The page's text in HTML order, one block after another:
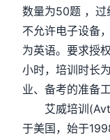
数量为50题 ，过
不允许电子设备
为英语。要求授
小时，培训时长
业、备考的准备
艾威培训
于美国，始于